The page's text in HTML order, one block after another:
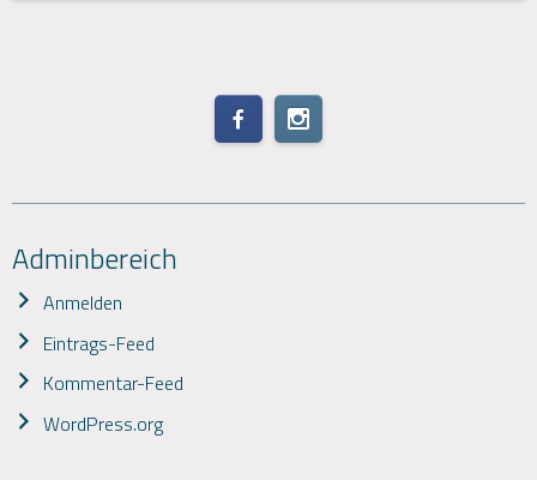
Adminbereich
Anmelden
Eintrags-Feed
Kommentar-Feed
WordPress.org